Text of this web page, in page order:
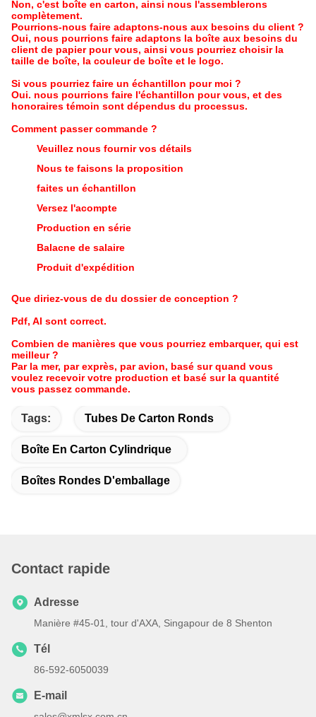
Non, c'est boîte en carton, ainsi nous l'assemblerons
complètement.
Pourrions-nous faire adaptons-nous aux besoins du client ?
Oui, nous pourrions faire adaptons la boîte aux besoins du
client de papier pour vous, ainsi vous pourriez choisir la
taille de boîte, la couleur de boîte et le logo.
Si vous pourriez faire un échantillon pour moi ?
Oui. nous pourrions faire l'échantillon pour vous, et des
honoraires témoin sont dépendus du processus.
Comment passer commande ?
Veuillez nous fournir vos détails
Nous te faisons la proposition
faites un échantillon
Versez l'acompte
Production en série
Balacne de salaire
Produit d'expédition
Que diriez-vous de du dossier de conception ?
Pdf, AI sont correct.
Combien de manières que vous pourriez embarquer, qui est
meilleur ?
Par la mer, par exprès, par avion, basé sur quand vous
voulez recevoir votre production et basé sur la quantité
vous passez commande.
Tags: Tubes De Carton Ronds
Boîte En Carton Cylindrique
Boîtes Rondes D'emballage
Contact rapide
Adresse
Manière #45-01, tour d'AXA, Singapour de 8 Shenton
Tél
86-592-6050039
E-mail